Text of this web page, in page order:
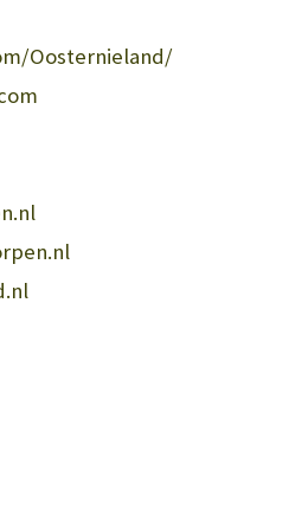
Oosternieland/